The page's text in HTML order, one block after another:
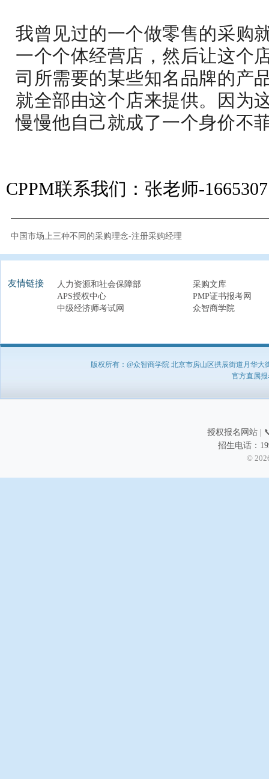
我曾见过的一个做零售的采购
一个个体经营店，然后让这个
司所需要的某些知名品牌的产
就全部由这个店来提供。因为
慢慢他自己就成了一个身价不
CPPM联系我们：张老师-
中国市场上三种不同的采购理念-注册采购经理
友情链接 人力资源和社会保障部
采购文库
APS授权中心
PMP证书报考网
中级经济师考试网
众智商学院
版权所有：@众智商学院 北京市房山区拱辰街道月华
官方直属报
授权报名网站 |
招生电话：
©